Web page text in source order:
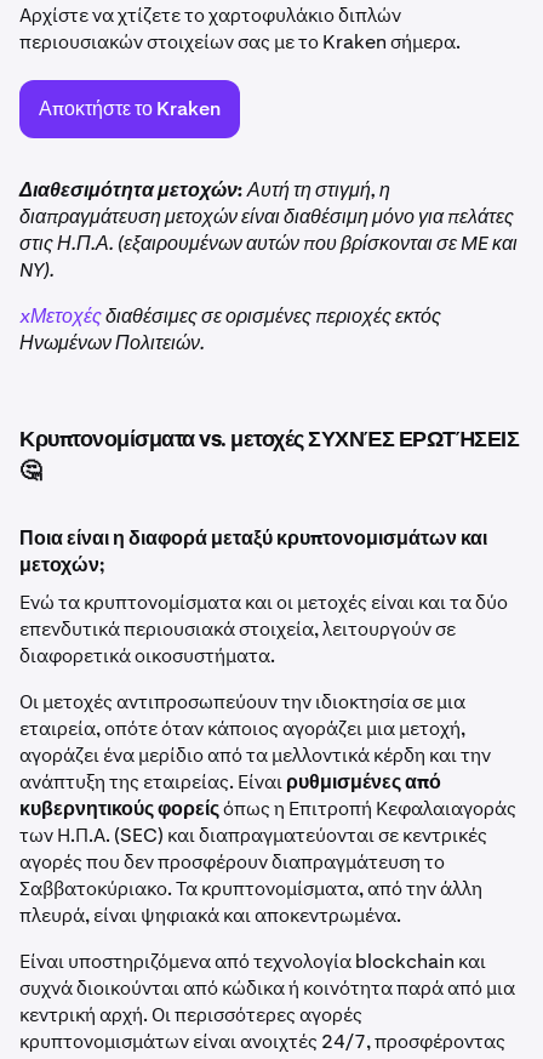
Αρχίστε να χτίζετε το χαρτοφυλάκιο διπλών
περιουσιακών στοιχείων σας με το Kraken σήμερα.
Αποκτήστε το Kraken
Διαθεσιμότητα μετοχών:Αυτή τη στιγμή, η
διαπραγμάτευση μετοχών είναι διαθέσιμη μόνο για πελάτες
στις Η.Π.Α. (εξαιρουμένων αυτών που βρίσκονται σε ME και
NY).
xΜετοχέςδιαθέσιμες σε ορισμένες περιοχές εκτός
Ηνωμένων Πολιτειών.
Κρυπτονομίσματα vs. μετοχές ΣΥΧΝΈΣ ΕΡΩΤΉΣΕΙΣ
🤔
Ποια είναι η διαφορά μεταξύ κρυπτονομισμάτων και
μετοχών;
Ενώ τα κρυπτονομίσματα και οι μετοχές είναι και τα δύο
επενδυτικά περιουσιακά στοιχεία, λειτουργούν σε
διαφορετικά οικοσυστήματα.
Οι μετοχές αντιπροσωπεύουν την ιδιοκτησία σε μια
εταιρεία, οπότε όταν κάποιος αγοράζει μια μετοχή,
αγοράζει ένα μερίδιο από τα μελλοντικά κέρδη και την
ανάπτυξη της εταιρείας. Είναιρυθμισμένες από
κυβερνητικούς φορείςόπως η Επιτροπή Κεφαλαιαγοράς
των Η.Π.Α. (SEC) και διαπραγματεύονται σε κεντρικές
αγορές που δεν προσφέρουν διαπραγμάτευση το
Σαββατοκύριακο. Τα κρυπτονομίσματα, από την άλλη
πλευρά, είναι ψηφιακά και αποκεντρωμένα.
Είναι υποστηριζόμενα από τεχνολογία blockchain και
συχνά διοικούνται από κώδικα ή κοινότητα παρά από μια
κεντρική αρχή. Οι περισσότερες αγορές
κρυπτονομισμάτων είναι ανοιχτές 24/7, προσφέροντας